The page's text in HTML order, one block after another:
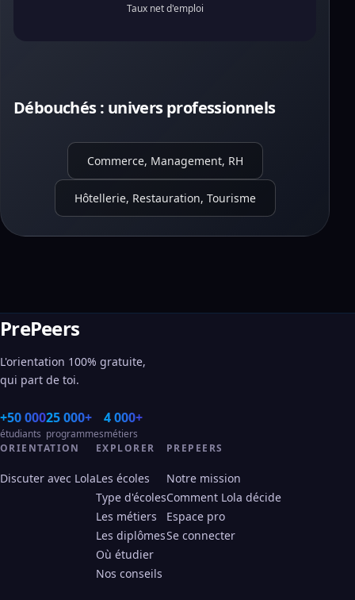
Taux net d'emploi
Débouchés : univers professionnels
Commerce, Management, RH
Hôtellerie, Restauration, Tourisme
PrePeers
L'orientation 100% gratuite,
qui part de toi.
+50 000
étudiants
25 000+
programmes
4 000+
métiers
ORIENTATION
Discuter avec Lola
EXPLORER
Les écoles
Type d'écoles
Les métiers
Les diplômes
Où étudier
Nos conseils
PREPEERS
Notre mission
Comment Lola décide
Espace pro
Se connecter